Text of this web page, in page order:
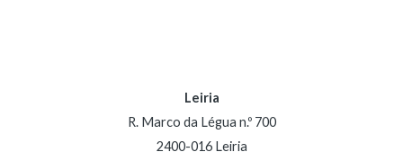
Leiria
R. Marco da Légua n.º 700
2400-016 Leiria